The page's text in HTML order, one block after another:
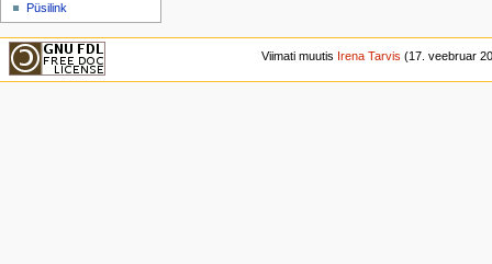
Püsilink
Viimati muutis Irena Tarvis (17. veebruar